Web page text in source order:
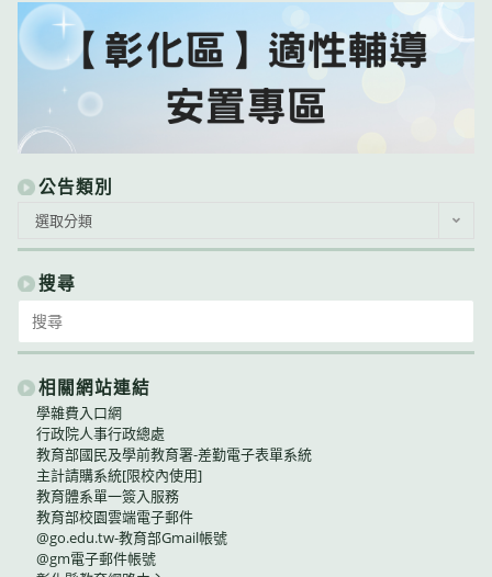
公告類別
類
別
選取分類
搜尋
for:
相關網站連結
學雜費入口網
行政院人事行政總處
教育部國民及學前教育署-差勤電子表單系統
主計請購系統[限校內使用]
教育體系單一簽入服務
教育部校園雲端電子郵件
@go.edu.tw-教育部Gmail帳號
@gm電子郵件帳號